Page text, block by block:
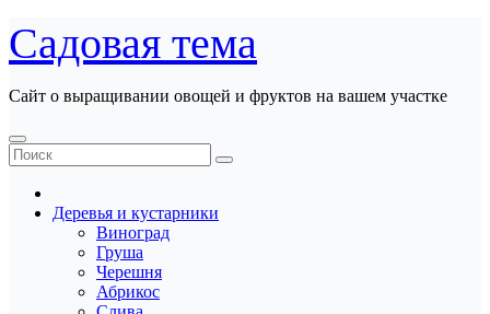
Перейти
к
содержанию
Садовая тема
Сайт о выращивании овощей и фруктов на вашем участке
Деревья и кустарники
Виноград
Груша
Черешня
Абрикос